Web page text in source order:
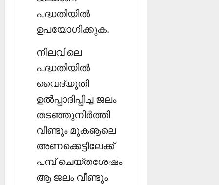
പദ്ധതിയില്‍
ഉപയോഗിക്കുക.
നിലവിലെ
പദ്ധതിയില്‍
വൈദ്യുതി
ഉല്‍പ്പാദിപ്പിച്ച ജലം
തടഞ്ഞുനിര്‍ത്തി
വീണ്ടും മുകൡലെ
അണക്കെട്ടിലേക്ക്
പമ്പ് ചെയ്തശേഷം
ആ ജലം വീണ്ടും